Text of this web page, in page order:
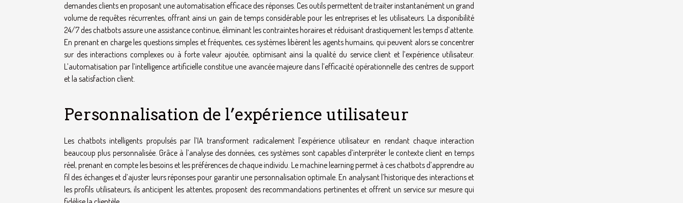
demandes clients en proposant une automatisation efficace des réponses. Ces outils permettent de traiter instantanément un grand
volume de requêtes récurrentes, offrant ainsi un gain de temps considérable pour les entreprises et les utilisateurs. La disponibilité
24/7 des chatbots assure une assistance continue, éliminant les contraintes horaires et réduisant drastiquement les temps d’attente.
En prenant en charge les questions simples et fréquentes, ces systèmes libèrent les agents humains, qui peuvent alors se concentrer
sur des interactions complexes ou à forte valeur ajoutée, optimisant ainsi la qualité du service client et l’expérience utilisateur.
L’automatisation par l’intelligence artificielle constitue une avancée majeure dans l’efficacité opérationnelle des centres de support
et la satisfaction client.
Personnalisation de l’expérience utilisateur
Les chatbots intelligents propulsés par l’IA transforment radicalement l’expérience utilisateur en rendant chaque interaction
beaucoup plus personnalisée. Grâce à l’analyse des données, ces systèmes sont capables d’interpréter le contexte client en temps
réel, prenant en compte les besoins et les préférences de chaque individu. Le machine learning permet à ces chatbots d’apprendre au
fil des échanges et d’ajuster leurs réponses pour garantir une personnalisation optimale. En analysant l’historique des interactions et
les profils utilisateurs, ils anticipent les attentes, proposent des recommandations pertinentes et offrent un service sur mesure qui